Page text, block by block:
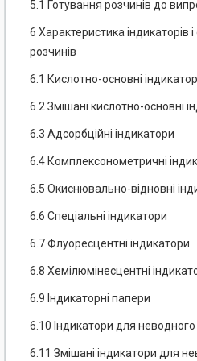
5.1 Готування розчинів до
6 Характеристика індикаторів
розчинів
6.1 Кислотно-основні
6.2 Змішані кислотно-основні
6.3 Адсорбційні індикатори
6.4 Комплексонометричні
6.5 Окиснювально-відновні
6.6 Спеціальні індикатори
6.7 Флуоресцентні індикатори
6.8 Хемілюмінесцентні
6.9 Індикаторні папери
6.10 Індикатори для
6.11 Змішані індикатори для